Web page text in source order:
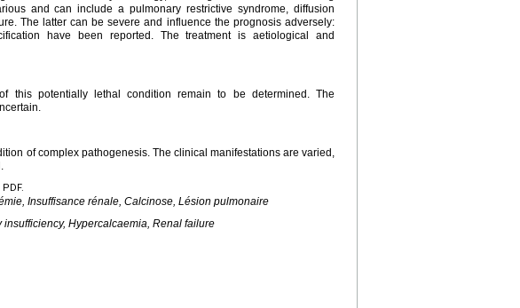
and can include a pulmonary restrictive syndrome, diffusion
The latter can be severe and influence the prognosis adversely:
have been reported. The treatment is aetiological and
this potentially lethal condition remain to be determined. The
of complex pathogenesis. The clinical manifestations are varied,
Insuffisance rénale, Calcinose, Lésion pulmonaire
Hypercalcaemia, Renal failure